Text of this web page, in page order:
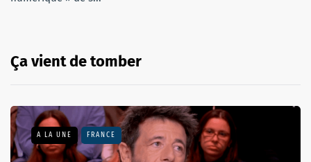
Ça vient de tomber
A LA UNE FRANCE